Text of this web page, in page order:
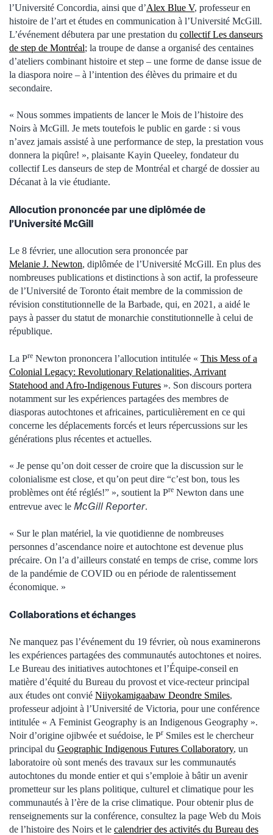
l’Université Concordia, ainsi que d’Alex Blue V, professeur en
histoire de l’art et études en communication à l’Université McGill.
L’événement débutera par une prestation du collectif Les danseurs
de step de Montréal; la troupe de danse a organisé des centaines
d’ateliers combinant histoire et step – une forme de danse issue de
la diaspora noire – à l’intention des élèves du primaire et du
secondaire.
« Nous sommes impatients de lancer le Mois de l’histoire des
Noirs à McGill. Je mets toutefois le public en garde : si vous
n’avez jamais assisté à une performance de step, la prestation vous
donnera la piqûre! », plaisante Kayin Queeley, fondateur du
collectif Les danseurs de step de Montréal et chargé de dossier au
Décanat à la vie étudiante.
Allocution prononcée par une diplômée de
l’Université McGill
Le 8 février, une allocution sera prononcée par
Melanie J. Newton, diplômée de l’Université McGill. En plus des
nombreuses publications et distinctions à son actif, la professeure
de l’Université de Toronto était membre de la commission de
révision constitutionnelle de la Barbade, qui, en 2021, a aidé le
pays à passer du statut de monarchie constitutionnelle à celui de
république.
La Pre Newton prononcera l’allocution intitulée « This Mess of a
Colonial Legacy: Revolutionary Relationalities, Arrivant
Statehood and Afro-Indigenous Futures ». Son discours portera
notamment sur les expériences partagées des membres de
diasporas autochtones et africaines, particulièrement en ce qui
concerne les déplacements forcés et leurs répercussions sur les
générations plus récentes et actuelles.
« Je pense qu’on doit cesser de croire que la discussion sur le
colonialisme est close, et qu’on peut dire “c’est bon, tous les
problèmes ont été réglés!” », soutient la Pre Newton dans une
entrevue avec le McGill Reporter.
« Sur le plan matériel, la vie quotidienne de nombreuses
personnes d’ascendance noire et autochtone est devenue plus
précaire. On l’a d’ailleurs constaté en temps de crise, comme lors
de la pandémie de COVID ou en période de ralentissement
économique. »
Collaborations et échanges
Ne manquez pas l’événement du 19 février, où nous examinerons
les expériences partagées des communautés autochtones et noires.
Le Bureau des initiatives autochtones et l’Équipe-conseil en
matière d’équité du Bureau du provost et vice-recteur principal
aux études ont convié Niiyokamigaabaw Deondre Smiles,
professeur adjoint à l’Université de Victoria, pour une conférence
intitulée « A Feminist Geography is an Indigenous Geography ».
Noir d’origine ojibwée et suédoise, le Pr Smiles est le chercheur
principal du Geographic Indigenous Futures Collaboratory, un
laboratoire où sont menés des travaux sur les communautés
autochtones du monde entier et qui s’emploie à bâtir un avenir
prometteur sur les plans politique, culturel et climatique pour les
communautés à l’ère de la crise climatique. Pour obtenir plus de
renseignements sur la conférence, consultez la page Web du Mois
de l’histoire des Noirs et le calendrier des activités du Bureau des